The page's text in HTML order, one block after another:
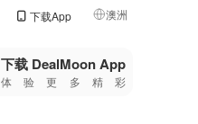
下载App 澳洲
🇺🇸
🇨🇳 中国
下载 DealMoon App
体验更多精彩